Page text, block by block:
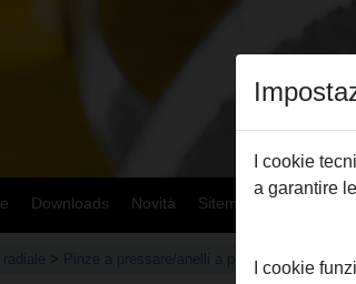
Downloads Novità Sitemap
> Pinze a pressare/anelli a pressare REMS >
I cookie
a garantire
I cookie